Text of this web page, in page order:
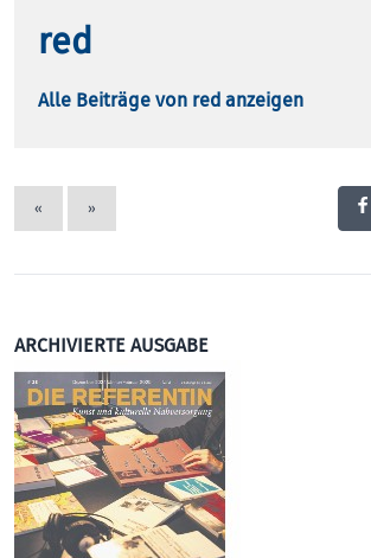
red
Alle Beiträge von red anzeigen
« »
ARCHIVIERTE AUSGABE